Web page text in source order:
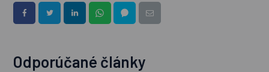
Odporúčané články